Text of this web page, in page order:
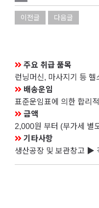
이전글 다음글
주요 취급 품목
런닝머신, 마사지기 등
배송운임
표준운임표에 의한 합리
금액
2,000원 부터 (부가세 별
기타사항
생산공장 및 보관창고 ▶